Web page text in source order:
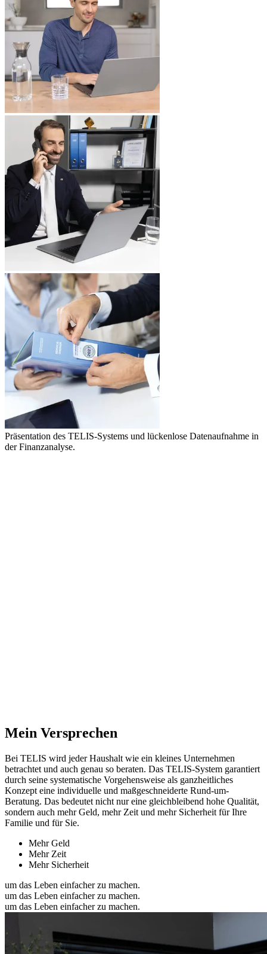
Präsentation des TELIS-Systems und lückenlose Datenaufnahme in
der Finanzanalyse.
Mein Versprechen
Bei TELIS wird jeder Haushalt wie ein kleines Unternehmen
betrachtet und auch genau so beraten. Das TELIS-System garantiert
durch seine systematische Vorgehensweise als ganzheitliches
Konzept eine individuelle und maßgeschneiderte Rund-um-
Beratung. Das bedeutet nicht nur eine gleichbleibend hohe Qualität,
sondern auch mehr Geld, mehr Zeit und mehr Sicherheit für Ihre
Familie und für Sie.
Mehr Geld
Mehr Zeit
Mehr Sicherheit
um das Leben einfacher zu machen.
um das Leben einfacher zu machen.
um das Leben einfacher zu machen.